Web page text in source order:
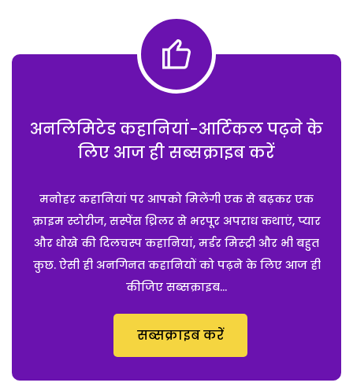
अनलिमिटेड कहानियां-आर्टिकल पढ़ने के
लिए आज ही सब्सक्राइब करें
मनोहर कहानियां पर आपको मिलेंगी एक से बढ़कर एक
क्राइम स्टोरीज, सस्पेंस थ्रिलर से भरपूर अपराध कथाएं, प्यार
और धोखे की दिलचस्प कहानियां, मर्डर मिस्ट्री और भी बहुत
कुछ. ऐसी ही अनगिनत कहानियों को पढ़ने के लिए आज ही
कीजिए सब्सक्राइब...
सब्सक्राइब करें